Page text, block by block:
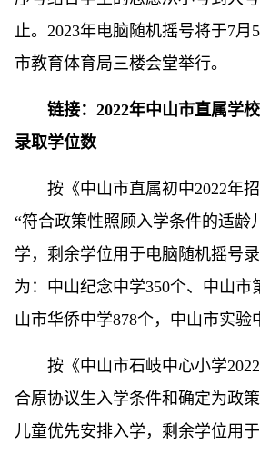
止。2023年电脑随机摇号将于7月
市教育体育局三楼会堂举行。
链接：2022年中山市直属学
录取学位数
按《中山市直属初中2022年
“符合政策性照顾入学条件的适龄
学，剩余学位用于电脑随机摇号
为：中山纪念中学350个、中山市
山市华侨中学878个，中山市实验
按《中山市石岐中心小学
合原协议生入学条件和确定为政
儿童优先安排入学，剩余学位用